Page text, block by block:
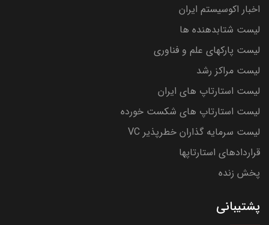
اخبار اکوسیستم ایران
لیست شتابدهنده ها
لیست پارکهای علم و فناوری
لیست مراکز رشد
لیست استارتاپ های ایران
لیست استارتاپ های شکست خورده
لیست سرمایه گذاران خطرپذیر VC
قراردادهای استارتاپها
پخش زنده
پشتیبانی